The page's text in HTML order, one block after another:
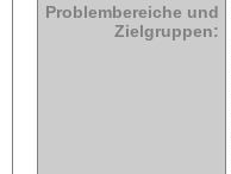
Problembereiche und
Zielgruppen: